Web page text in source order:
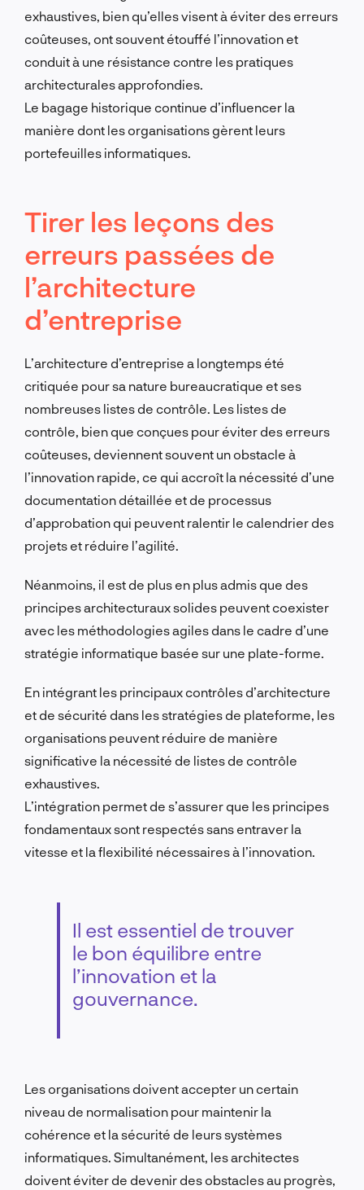
exhaustives, bien qu’elles visent à éviter des erreurs
coûteuses, ont souvent étouffé l’innovation et
conduit à une résistance contre les pratiques
architecturales approfondies.
Le bagage historique continue d’influencer la
manière dont les organisations gèrent leurs
portefeuilles informatiques.
Tirer les leçons des
erreurs passées de
l’architecture
d’entreprise
L’architecture d’entreprise a longtemps été
critiquée pour sa nature bureaucratique et ses
nombreuses listes de contrôle. Les listes de
contrôle, bien que conçues pour éviter des erreurs
coûteuses, deviennent souvent un obstacle à
l’innovation rapide, ce qui accroît la nécessité d’une
documentation détaillée et de processus
d’approbation qui peuvent ralentir le calendrier des
projets et réduire l’agilité.
Néanmoins, il est de plus en plus admis que des
principes architecturaux solides peuvent coexister
avec les méthodologies agiles dans le cadre d’une
stratégie informatique basée sur une plate-forme.
En intégrant les principaux contrôles d’architecture
et de sécurité dans les stratégies de plateforme, les
organisations peuvent réduire de manière
significative la nécessité de listes de contrôle
exhaustives.
L’intégration permet de s’assurer que les principes
fondamentaux sont respectés sans entraver la
vitesse et la flexibilité nécessaires à l’innovation.
Il est essentiel de trouver
le bon équilibre entre
l’innovation et la
gouvernance.
Les organisations doivent accepter un certain
niveau de normalisation pour maintenir la
cohérence et la sécurité de leurs systèmes
informatiques. Simultanément, les architectes
doivent éviter de devenir des obstacles au progrès,